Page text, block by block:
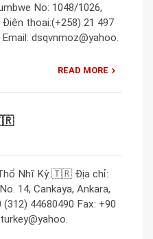
No: 1048/1026,
thoại:(+258) 21 497
dsqvnmoz@yahoo.
READ MORE
Nhĩ Kỳ 🇹🇷 Địa chỉ:
14, Cankaya, Ankara,
44680490 Fax: +90